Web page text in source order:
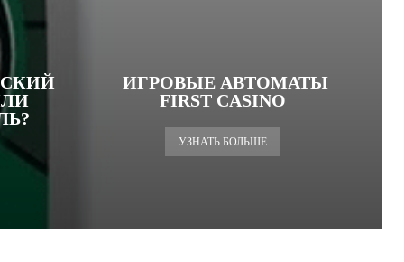
ИГРОВЫЕ АВТОМАТЫ
FIRST CASINO
УЗНАТЬ БОЛЬШЕ